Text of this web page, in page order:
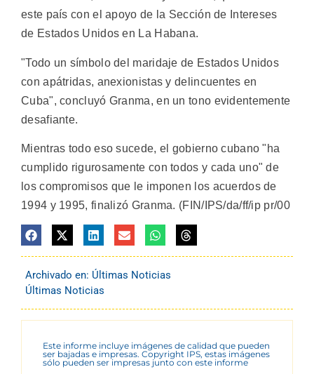
este país con el apoyo de la Sección de Intereses
de Estados Unidos en La Habana.
"Todo un símbolo del maridaje de Estados Unidos
con apátridas, anexionistas y delincuentes en
Cuba", concluyó Granma, en un tono evidentemente
desafiante.
Mientras todo eso sucede, el gobierno cubano "ha
cumplido rigurosamente con todos y cada uno" de
los compromisos que le imponen los acuerdos de
1994 y 1995, finalizó Granma. (FIN/IPS/da/ff/ip pr/00
Archivado en: Últimas Noticias
Últimas Noticias
Este informe incluye imágenes de calidad que pueden
ser bajadas e impresas. Copyright IPS, estas imágenes
sólo pueden ser impresas junto con este informe